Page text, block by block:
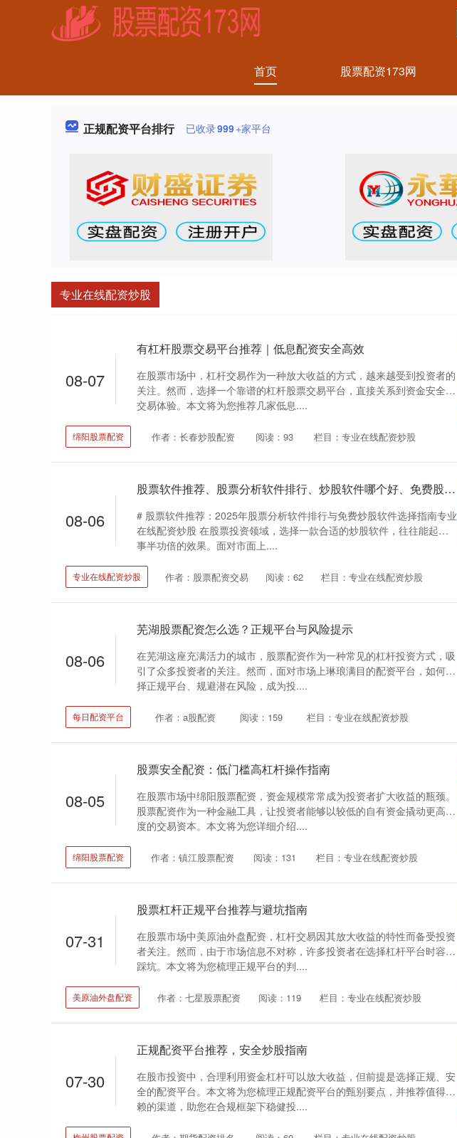
首页 股票配资173网
正规配资平台排行 已收录999+家平台
专业在线配资炒股
08-07
有杠杆股票交易平台推荐｜低息配资安全高效
在股票市场中，杠杆交易作为一种放大收益的方式，越来越受到投资者的
关注。然而，选择一个靠谱的杠杆股票交易平台，直接关系到资金安全和
交易体验。本文将为您推荐几家低息....
绵阳股票配资 作者：长春炒股配资 阅读：93 栏目：专业在线配资炒股
08-06
股票软件推荐、股票分析软件排行、炒股软件哪个好、免费股票软件
# 股票软件推荐：2025年股票分析软件排行与免费炒股软件选择指南专业
在线配资炒股 在股票投资领域，选择一款合适的炒股软件，往往能起到
事半功倍的效果。面对市面上....
专业在线配资炒股 作者：股票配资交易 阅读：62 栏目：专业在线配资炒股
08-06
芜湖股票配资怎么选？正规平台与风险提示
在芜湖这座充满活力的城市，股票配资作为一种常见的杠杆投资方式，吸
引了众多投资者的关注。然而，面对市场上琳琅满目的配资平台，如何选
择正规平台、规避潜在风险，成为投....
每日配资平台 作者：a股配资 阅读：159 栏目：专业在线配资炒股
08-05
股票安全配资：低门槛高杠杆操作指南
在股票市场中绵阳股票配资，资金规模常常成为投资者扩大收益的瓶颈。
股票配资作为一种金融工具，让投资者能够以较低的自有资金撬动更高额
度的交易资本。本文将为您详细介绍....
绵阳股票配资 作者：镇江股票配资 阅读：131 栏目：专业在线配资炒股
07-31
股票杠杆正规平台推荐与避坑指南
在股票市场中美原油外盘配资，杠杆交易因其放大收益的特性而备受投资
者关注。然而，由于市场信息不对称，许多投资者在选择杠杆平台时容易
踩坑。本文将为您梳理正规平台的判....
美原油外盘配资 作者：七星股票配资 阅读：119 栏目：专业在线配资炒股
07-30
正规配资平台推荐，安全炒股指南
在股市投资中，合理利用资金杠杆可以放大收益，但前提是选择正规、安
全的配资平台。本文将为您梳理正规配资平台的甄别要点，并推荐值得信
赖的渠道，助您在合规框架下稳健投....